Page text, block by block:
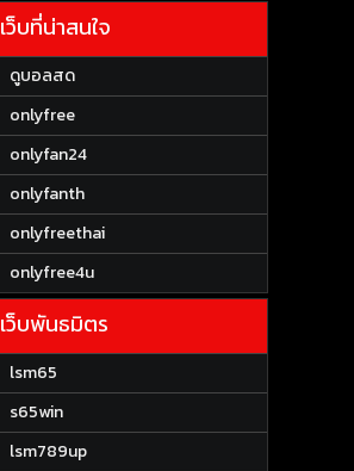
เว็บที่น่าสนใจ
ดูบอลสด
onlyfree
onlyfan24
onlyfanth
onlyfreethai
onlyfree4u
เว็บพันธมิตร
lsm65
s65win
lsm789up